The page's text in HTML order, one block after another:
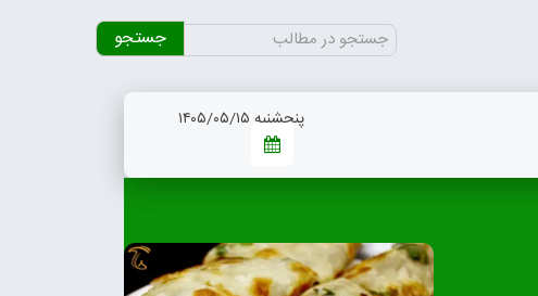
جستجو
برای:
پنجشنبه ۱۴۰۵/۰۵/۱۵